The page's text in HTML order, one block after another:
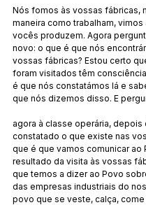
Nós fomos às vossas fábricas,
maneira como trabalham, vimos
vocês produzem. Agora
novo: o que é que nós
vossas fábricas? Estou certo
foram visitados têm
é que nós constatámos lá e
que nós dizemos disso. E
agora à classe operária, depois
constatado o que existe nas
que é que vamos comunicar ao
resultado da visita às vossas
que temos a dizer ao Povo
das empresas industriais do
povo que se veste, calça,